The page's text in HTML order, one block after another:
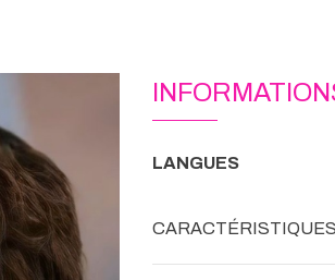
LANGUES
CARACTÉRISTIQUES